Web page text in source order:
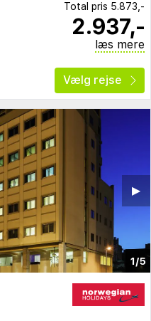
Total pris 5.873,-
2.937,-
læs mere
Vælg rejse
1/5
▶︎